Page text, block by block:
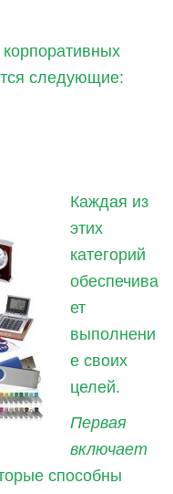
следующие:
Каждая из
этих
категорий
обеспечива
ет
выполнени
е своих
целей.
Первая
включает
способны